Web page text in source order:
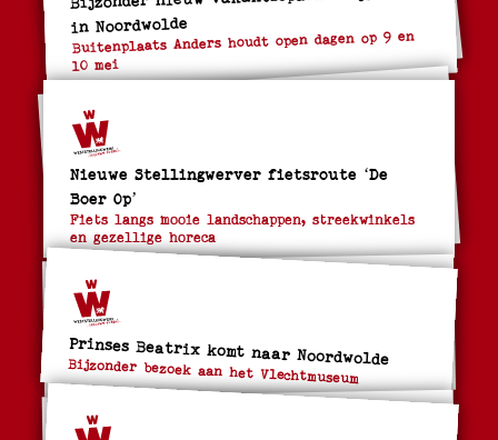
in Noordwolde
Buitenplaats Anders houdt open dagen op 9 en
10 mei
Nieuwe Stellingwerver fietsroute ‘De
Boer Op’
Fiets langs mooie landschappen, streekwinkels
en gezellige horeca
Prinses Beatrix komt naar Noordwolde
Bijzonder bezoek aan het Vlechtmuseum